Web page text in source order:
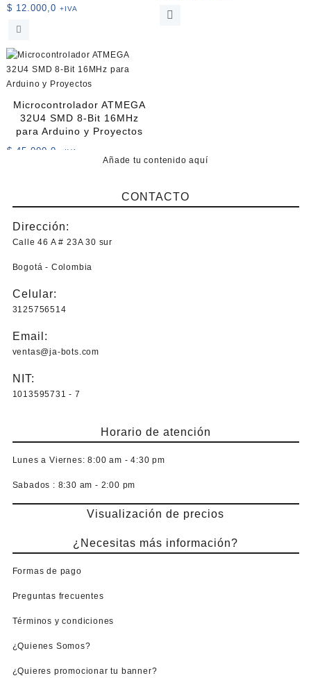
pueden
elegir
la
página
de
producto
$ 12.000,0 +IVA
Este
en
de
Microcontrolador ATMEGA
32U4 SMD 8-Bit 16MHz
para Arduino y Proyectos
$ 45.000,0 +IVA
Añade tu contenido aquí
CONTACTO
Dirección:
Calle 46 A # 23A 30 sur
Bogotá - Colombia
Celular:
3125756514
Email:
ventas@ja-bots.com
NIT:
1013595731 - 7
Horario de atención
Lunes a Viernes: 8:00 am - 4:30 pm
Sabados : 8:30 am - 2:00 pm
Visualización de precios
¿Necesitas más información?
Formas de pago
Preguntas frecuentes
Términos y condiciones
¿Quienes Somos?
¿Quieres promocionar tu banner?